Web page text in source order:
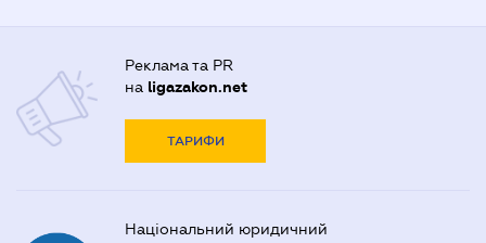
Реклама та PR
на ligazakon.net
ТАРИФИ
Національний юридичний